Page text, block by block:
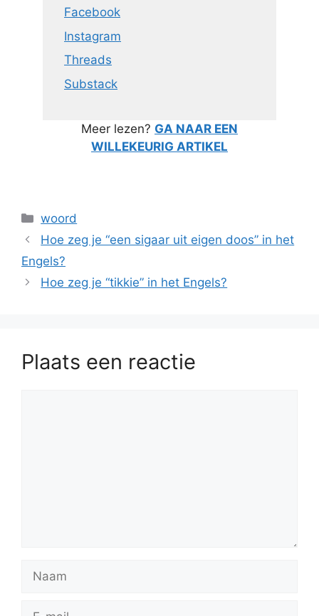
Facebook
Instagram
Threads
Substack
Meer lezen? GA NAAR EEN
WILLEKEURIG ARTIKEL
Categorieën
woord
Hoe zeg je “een sigaar uit eigen doos” in het
Engels?
Hoe zeg je “tikkie” in het Engels?
Plaats een reactie